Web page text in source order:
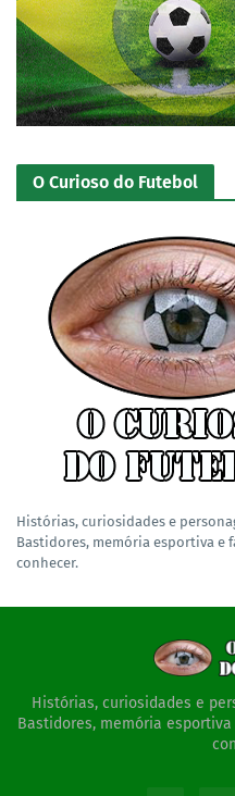
O Curioso do Futebol
Histórias, curiosidades e
Bastidores, memória esportiva e
conhecer.
Histórias, curiosidades e
Bastidores, memória